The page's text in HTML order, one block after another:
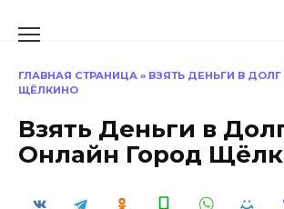
ГЛАВНАЯ СТРАНИЦА » ВЗЯТЬ ДЕНЬГИ В
ЩЁЛКИНО
Взять Деньги в
Онлайн Город